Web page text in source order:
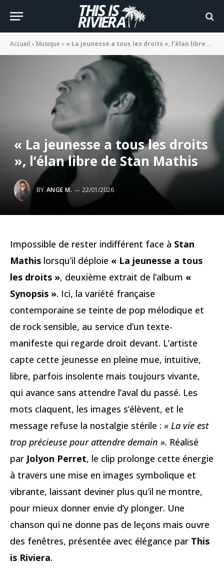
Accueil » Musique » « La jeunesse a tous les droits », l’élan libre de Stan Mathis
« La jeunesse a tous les droits
», l’élan libre de Stan Mathis
BY ANGE M. 22/01/2026
Impossible de rester indifférent face à Stan
Mathis lorsqu’il déploie « La jeunesse a tous
les droits », deuxième extrait de l’album «
Synopsis ». Ici, la variété française
contemporaine se teinte de pop mélodique et
de rock sensible, au service d’un texte-
manifeste qui regarde droit devant. L’artiste
capte cette jeunesse en pleine mue, intuitive,
libre, parfois insolente mais toujours vivante,
qui avance sans attendre l’aval du passé. Les
mots claquent, les images s’élèvent, et le
message refuse la nostalgie stérile : « La vie est
trop précieuse pour attendre demain ». Réalisé
par Jolyon Perret, le clip prolonge cette énergie
à travers une mise en images symbolique et
vibrante, laissant deviner plus qu’il ne montre,
pour mieux donner envie d’y plonger. Une
chanson qui ne donne pas de leçons mais ouvre
des fenêtres, présentée avec élégance par This
is Riviera.